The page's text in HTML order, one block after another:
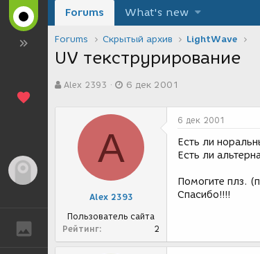
ГАЛЕРЕЯ
Forums What's new
Forums Скрытый архив LightWave
UV текструрирование
в
Alex 2393
а
а
и
6 дек 2001
A
Alex 2393
Пользователь сайта
Рейтинг
2
6 дек 2001
Есть ли
Есть ли
Помогите плз.
Спасибо!!!!